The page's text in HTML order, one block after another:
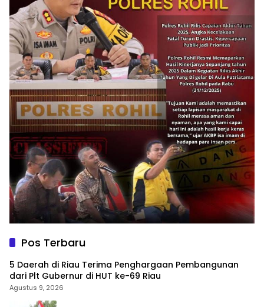
Pos Terbaru
5 Daerah di Riau Terima Penghargaan Pembangunan
dari Plt Gubernur di HUT ke-69 Riau
Agustus 9, 2026